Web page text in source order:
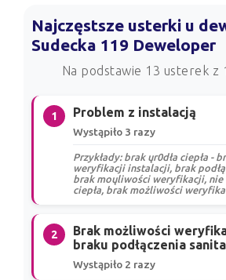
Najczęstsze usterki u
Sudecka 119 Deweloper
Na podstawie 13 usterek z
1 Problem z instalacją
Wystąpiło 3 razy
Przykłady: brak ųr0dła ciepła -
weryfikacji instalacji, brak
brak moųliwości weryfikacji, nie
ciepła, brak możliwości
2
Brak możliwości
braku podłączenia
Wystąpiło 2 razy